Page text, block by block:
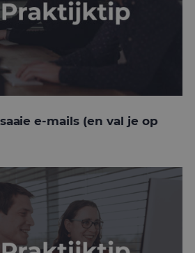
e-mails (en val je op